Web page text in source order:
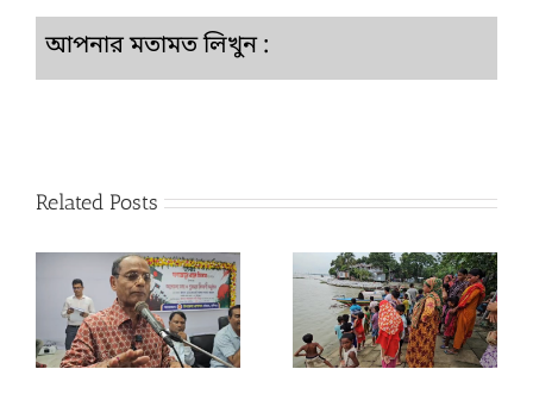
আপনার মতামত লিখুন :
Related Posts